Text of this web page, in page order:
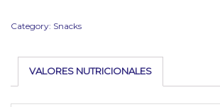
Category: Snacks
VALORES NUTRICIONALES